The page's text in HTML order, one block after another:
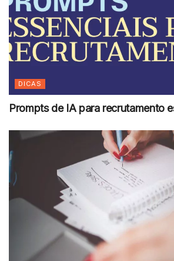
DICAS
Prompts de IA para recrutamento